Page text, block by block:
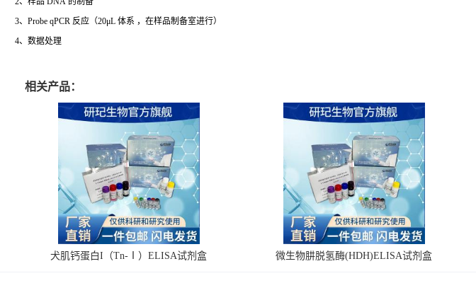
3、Probe qPCR 反应（20μL 体系 ，在样品制备室进行）
4、数据处理
相关产品：
犬肌钙蛋白I（Tn-Ⅰ）ELISA试剂盒 微生物肼脱氢酶(HDH)ELISA试剂盒